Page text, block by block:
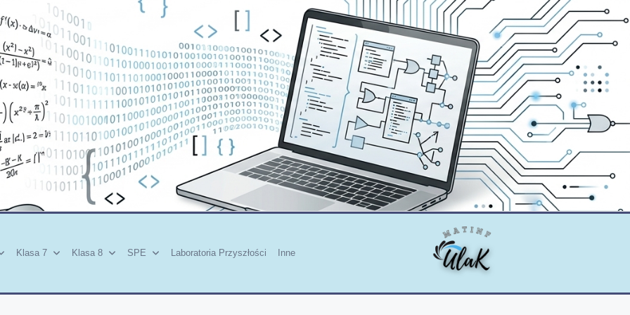
Klasa 7 Klasa 8 SPE Laboratoria Przyszłości Inne